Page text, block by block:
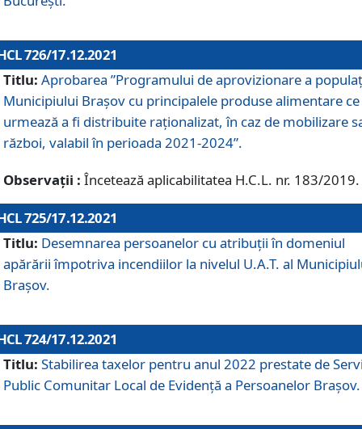
726/17.12.2021
Titlu: Aprobarea ”Programului de aprovizionare a
Municipiului Braşov cu principalele produse alimentare ce
urmează a fi distribuite raționalizat, în caz de mobilizare
război, valabil în perioada 2021-2024”.
Observații : Încetează aplicabilitatea H.C.L. nr. 183/2019.
725/17.12.2021
Titlu: Desemnarea persoanelor cu atribuții în domeniul
apărării împotriva incendiilor la nivelul U.A.T. al
Brașov.
724/17.12.2021
Titlu: Stabilirea taxelor pentru anul 2022 prestate de
Public Comunitar Local de Evidență a Persoanelor Braşov.